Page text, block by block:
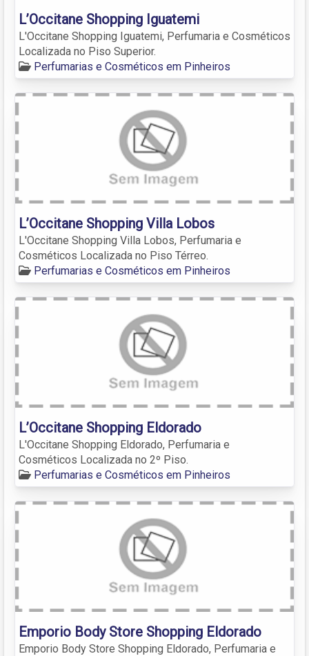
L’Occitane Shopping Iguatemi
L'Occitane Shopping Iguatemi, Perfumaria e Cosméticos
Localizada no Piso Superior.
Perfumarias e Cosméticos em Pinheiros
L’Occitane Shopping Villa Lobos
L'Occitane Shopping Villa Lobos, Perfumaria e
Cosméticos Localizada no Piso Térreo.
Perfumarias e Cosméticos em Pinheiros
L’Occitane Shopping Eldorado
L'Occitane Shopping Eldorado, Perfumaria e
Cosméticos Localizada no 2º Piso.
Perfumarias e Cosméticos em Pinheiros
Emporio Body Store Shopping Eldorado
Emporio Body Store Shopping Eldorado, Perfumaria e